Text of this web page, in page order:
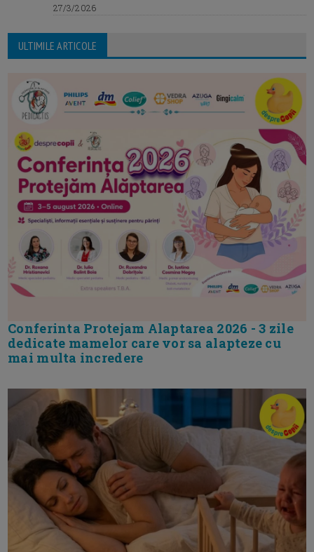
27/3/2026
ULTIMILE ARTICOLE
Conferinta Protejam Alaptarea 2026 - 3 zile
dedicate mamelor care vor sa alapteze cu
mai multa incredere